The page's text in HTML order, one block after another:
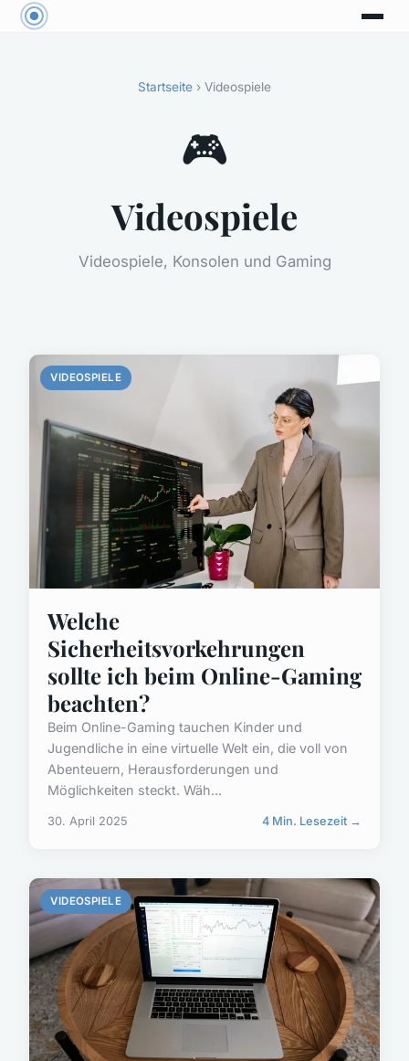
Startseite › Videospiele
🎮
Videospiele
Videospiele, Konsolen und Gaming
VIDEOSPIELE
Welche
Sicherheitsvorkehrungen
sollte ich beim Online-Gaming
beachten?
Beim Online-Gaming tauchen Kinder und
Jugendliche in eine virtuelle Welt ein, die voll von
Abenteuern, Herausforderungen und
Möglichkeiten steckt. Wäh...
30. April 2025 4 Min. Lesezeit →
VIDEOSPIELE